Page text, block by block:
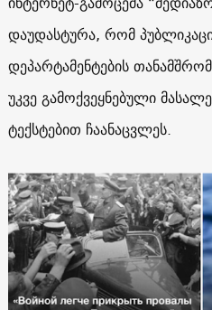
დაუდასტურა, რომ
დეპარტამენტების
უკვე გამოქვეყნებული
ტექსტებით ჩაანაცვლეს.